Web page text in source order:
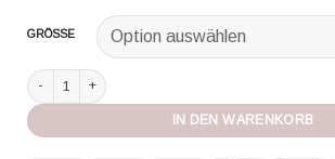
GRÖSSE
Aubade String Sheer Emotion sand Menge
IN DEN WARENKORB